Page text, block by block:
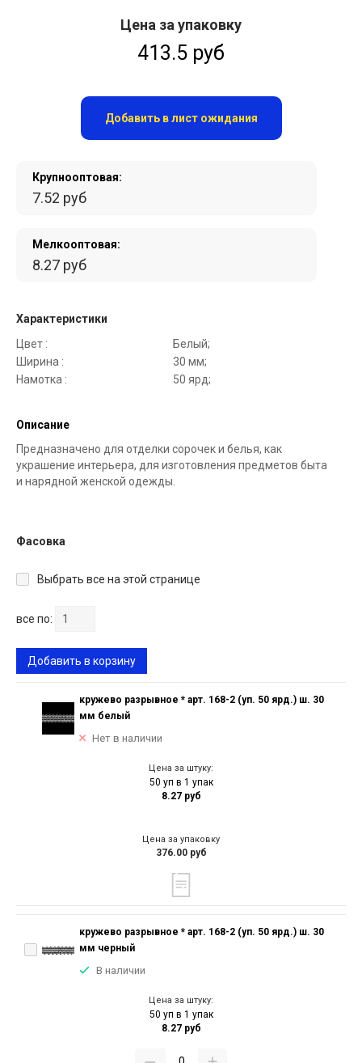
Крупнооптовая:
7.52 руб
Мелкооптовая:
8.27 руб
Характеристики
Цвет :
Белый;
Ширина :
30 мм;
Намотка :
50 ярд;
Описание
Предназначено для отделки сорочек и белья, как
украшение интерьера, для изготовления предметов быта
и нарядной женской одежды.
Цена за упаковку
413.5 руб
Добавить в лист ожидания
Фасовка
Выбрать все на этой странице
все по:
Добавить в корзину
кружево разрывное * арт. 168-2 (уп. 50 ярд.) ш. 30
мм белый
Нет в наличии
Цена за штуку:
50 уп в 1 упак
8.27 руб
Цена за упаковку
376.00 руб
кружево разрывное * арт. 168-2 (уп. 50 ярд.) ш. 30
мм черный
В наличии
Цена за штуку:
50 уп в 1 упак
8.27 руб